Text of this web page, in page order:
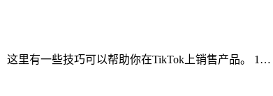
这里有一些技巧可以帮助你在TikTok上销售产品。 1…